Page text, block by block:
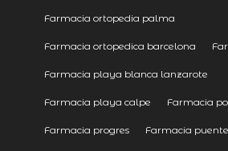
Farmacia ortopedia palma
Farmacia ortopedica barcelona
Farmacia playa blanca lanzarote
Farmacia playa calpe Farmacia
Farmacia progres Farmacia